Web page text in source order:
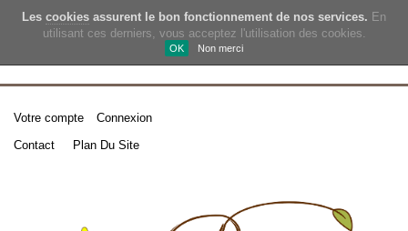
Les cookies assurent le bon fonctionnement de nos services. En
utilisant ces derniers, vous acceptez l'utilisation des cookies.
OK Non merci
Votre compte
Connexion
Contact
Plan Du Site